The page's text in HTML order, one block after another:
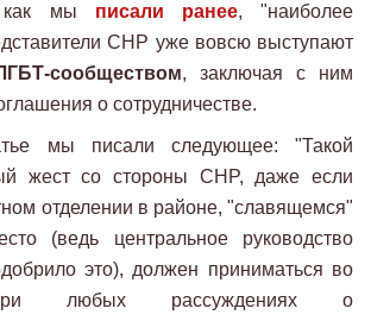
как мы писали ранее, "наиболее
CHP уже вовсю выступают
сообществом, заключая с ним
о сотрудничестве.
мы писали следующее: "Такой
жест со стороны CHP, даже если
отделении в районе, "славящемся"
(ведь центральное руководство
это), должен приниматься во
любых рассуждениях о